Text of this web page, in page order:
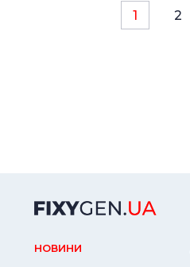
1 2
НОВИНИ